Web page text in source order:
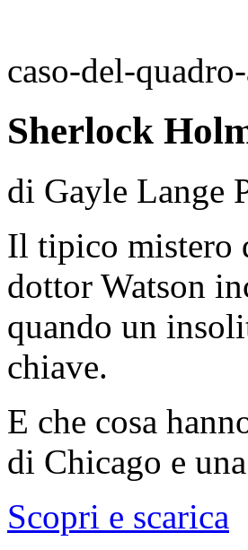
caso-del-
Sherlock
di Gayle Lange
Il tipico mistero
dottor Watson
quando un
chiave.
E che cosa
di Chicago e
Scopri e scarica